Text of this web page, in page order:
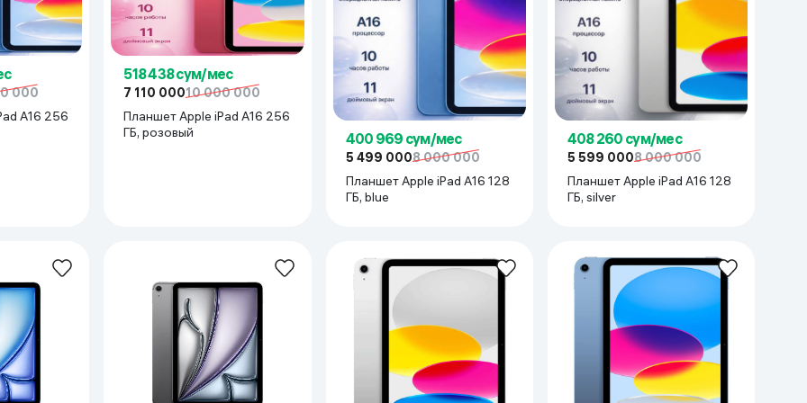
реальности
000
A16 256
518 438 сум/мес
7 110 00010 000 000
Планшет Apple iPad A16 256
ГБ, розовый
400 969 сум/мес
5 499 0008 000 000
Планшет Apple iPad A16 128
ГБ, blue
408 260 сум/мес
5 599 0008 000 000
Планшет Apple iPad A16 128
ГБ, silver